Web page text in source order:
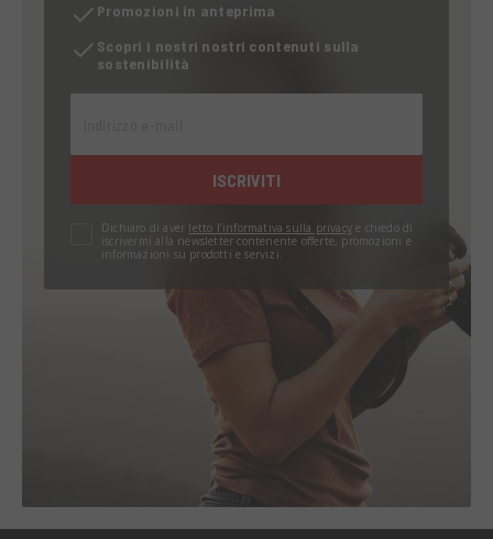
Promozioni in anteprima
Scopri i nostri nostri contenuti sulla
sostenibilità
ISCRIVITI
Dichiaro di aver letto l’informativa sulla privacy e chiedo di
iscrivermi alla newsletter contenente offerte, promozioni e
informazioni su prodotti e servizi.